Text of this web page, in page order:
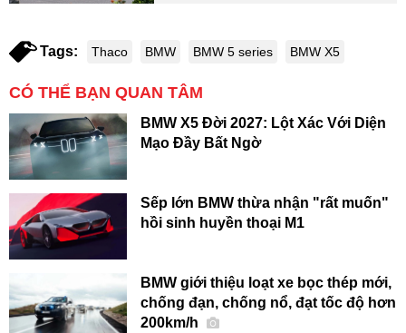
Tags: Thaco BMW BMW 5 series BMW X5
CÓ THỂ BẠN QUAN TÂM
BMW X5 Đời 2027: Lột Xác Với Diện
Mạo Đầy Bất Ngờ
Sếp lớn BMW thừa nhận "rất muốn"
hồi sinh huyền thoại M1
BMW giới thiệu loạt xe bọc thép mới,
chống đạn, chống nổ, đạt tốc độ hơn
200km/h